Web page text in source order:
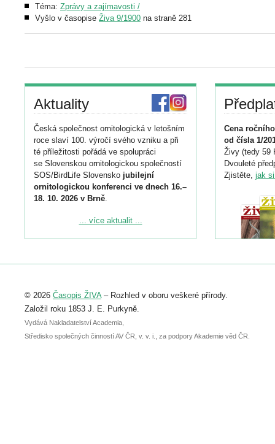
Téma: Zprávy a zajímavosti /
Vyšlo v časopise Živa 9/1900 na straně 281
Aktuality
Česká společnost ornitologická v letošním
roce slaví 100. výročí svého vzniku a při
té příležitosti pořádá ve spolupráci
se Slovenskou ornitologickou společností
SOS/BirdLife Slovensko jubilejní
ornitologickou konferenci ve dnech 16.–
18. 10. 2026 v Brně.
Podrobnější informace ke konferenci
Registrovat se můžete do 6. září.
abstraktu přihlášené přednášky nebo
posteru je už 30. června.
... více aktualit ...
Cena
od čísla 1/
Živy (tedy 59
Dvouleté
Zjistěte, jak
© 2026 Časopis ŽIVA– Rozhled v oboru veškeré přírody.
Založil roku 1853 J. E. Purkyně.
Vydává Nakladatelství Academia,
Středisko společných činností AV ČR, v. v. i., za podpory Akademie věd ČR.